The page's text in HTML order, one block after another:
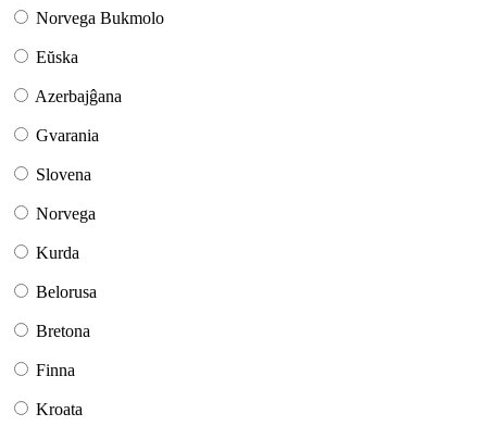
Norvega Bukmolo
Eŭska
Azerbajĝana
Gvarania
Slovena
Norvega
Kurda
Belorusa
Bretona
Finna
Kroata